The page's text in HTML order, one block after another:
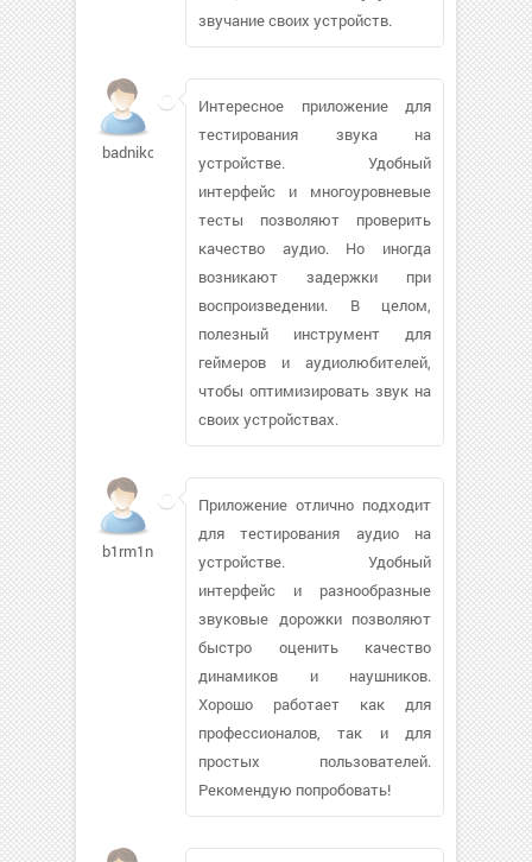
звучание своих устройств.
badniko29
Интересное приложение для
тестирования звука на
устройстве. Удобный
интерфейс и многоуровневые
тесты позволяют проверить
качество аудио. Но иногда
возникают задержки при
воспроизведении. В целом,
полезный инструмент для
геймеров и аудиолюбителей,
чтобы оптимизировать звук на
своих устройствах.
b1rm1nator425
Приложение отлично подходит
для тестирования аудио на
устройстве. Удобный
интерфейс и разнообразные
звуковые дорожки позволяют
быстро оценить качество
динамиков и наушников.
Хорошо работает как для
профессионалов, так и для
простых пользователей.
Рекомендую попробовать!